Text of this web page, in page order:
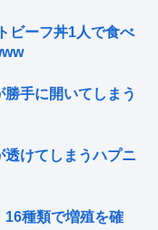
ビーフ丼1人で食べ
手に開いてしまう
けてしまうハプニ
16種類で増殖を確